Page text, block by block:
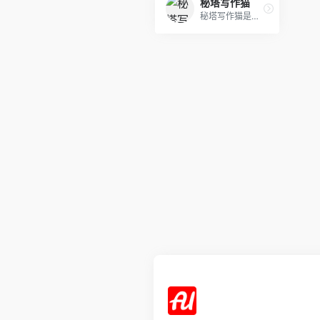
秘塔写作猫
秘塔写作猫是一款集成了AI写作、多人协作、文本校对、改写润色、自动配图等多功能的AI Native内容创作平台。它利用先进的人工智能技术，帮助用户提高写作效率和质量。主要功能包括： 文本纠错：检查错别字、语病、成语使用等，提供修改建议。 句子改写：为用户的文章提供新的表达方式，增强文章的表达力。 中英翻译：支持中英文互译，帮助用户跨越语言障碍。 自动配图：根据文章内容自动匹配合适的图片，提升文章的可读性。 AI写作辅助：提供写作灵感，帮助用户快速完成初稿。